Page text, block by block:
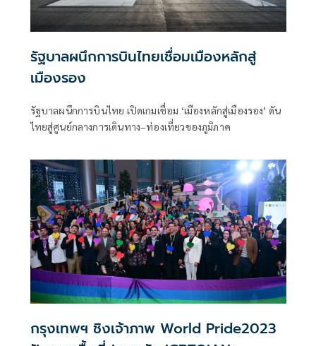
รัฐบาลผนึกการบินไทยเชื่อมเมืองหลักสู่
เมืองรอง
รัฐบาลผนึกการบินไทย เปิดเกมเชื่อม ‘เมืองหลักสู่เมืองรอง’ ดัน
ไทยสู่ศูนย์กลางการเดินทาง–ท่องเที่ยวของภูมิภาค
กรุงเทพฯ ชิงเจ้าภาพ World Pride2023